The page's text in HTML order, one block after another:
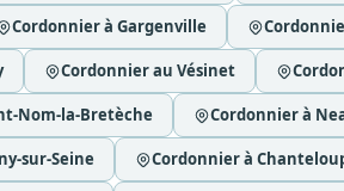
Cordonnier à Gargenville
Cordonnier au Vésinet
Nom-la-Bretèche Cordonnier à
sur-Seine Cordonnier à